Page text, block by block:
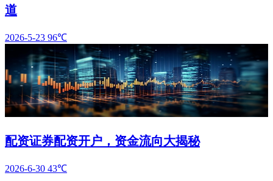
道
2026-5-23 96℃
配资证券配资开户，资金流向大揭秘
2026-6-30 43℃